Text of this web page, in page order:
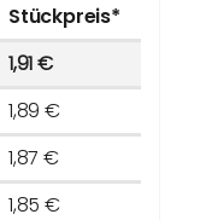
Stückpreis*
1,91 €
1,89 €
1,87 €
1,85 €